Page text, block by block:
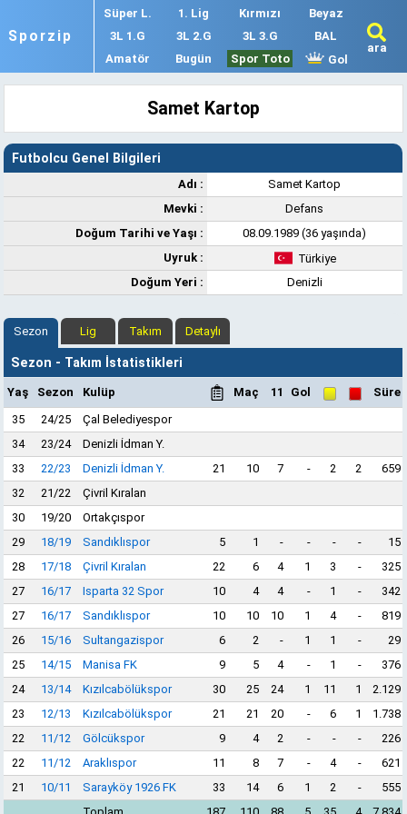
Sporzip
Süper L. 1. Lig Kırmızı
Beyaz
3L 1.G
3L 2.G 3L 3.G
BAL
Amatör
Bugün Spor Toto Gol
ara
Samet Kartop
Futbolcu Genel Bilgileri
Adı :
Samet Kartop
Mevki :
Defans
Doğum Tarihi ve Yaşı :
08.09.1989 (36 yaşında)
Uyruk :
Türkiye
Doğum Yeri :
Denizli
Sezon Lig Takım Detaylı
Sezon - Takım İstatistikleri
Yaş Sezon Kulüp Maç 11 Gol
Süre
35
24/25
Çal Belediyespor
34
23/24
Denizli İdman Y.
33
22/23 Denizli İdman Y. 21 10 7 - 2 2
659
32
21/22
Çivril Kıralan
30
19/20
Ortakçıspor
29
18/19 Sandıklıspor 5 1 - - - -
15
28
17/18 Çivril Kıralan 22 6 4 1 3 -
325
27
16/17 Isparta 32 Spor 10 4 4 - 1 -
342
27
16/17 Sandıklıspor 10 10 10 1 4 -
819
26
15/16 Sultangazispor 6 2 - 1 1 -
29
25
14/15 Manisa FK 9 5 4 - 1 -
376
24
13/14 Kızılcabölükspor 30 25 24 1 11 1
2.129
23
12/13 Kızılcabölükspor 21 21 20 - 6 1
1.738
22
11/12 Gölcükspor 9 4 2 - - -
226
22
11/12 Araklıspor 11 8 7 - 4 -
621
21
10/11 Sarayköy 1926 FK 33 14 6 1 2 -
555